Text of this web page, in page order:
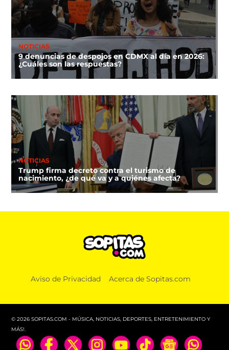
NOTICIAS
9 denuncias de despojos en CDMX al día en 2026:
¿Cuáles son las respuestas?
NOTICIAS
Trump firma decreto contra el turismo de
nacimiento, ¿de qué va y a quiénes afecta?
Aviso de Privacidad Acerca de Sopitas.com
© 2026 SOPITAS.COM - MÚSICA, NOTICIAS, DEPORTES, ENTRETENIMIENTO Y
MÁS!.